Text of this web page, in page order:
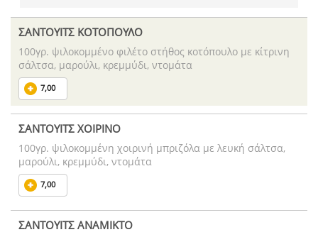
ΣΑΝΤΟΥΙΤΣ ΚΟΤΟΠΟΥΛΟ
100γρ. ψιλοκομμένο φιλέτο στήθος κοτόπουλο με κίτρινη
σάλτσα, μαρούλι, κρεμμύδι, ντομάτα
7,00
ΣΑΝΤΟΥΙΤΣ ΧΟΙΡΙΝΟ
100γρ. ψιλοκομμένη χοιρινή μπριζόλα με λευκή σάλτσα,
μαρούλι, κρεμμύδι, ντομάτα
7,00
ΣΑΝΤΟΥΙΤΣ ΑΝΑΜΙΚΤΟ